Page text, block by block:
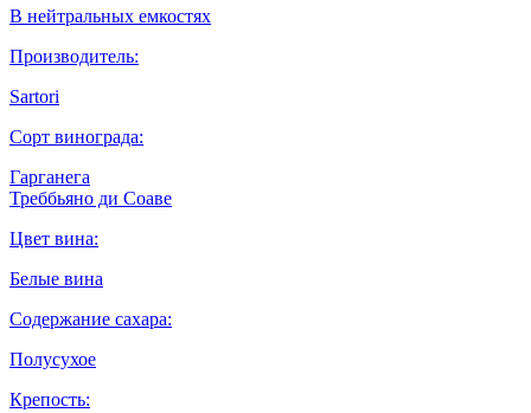
В нейтральных емкостях
Производитель:
Sartori
Сорт винограда:
Гарганега
Треббьяно ди Соаве
Цвет вина:
Белые вина
Содержание сахара:
Полусухое
Крепость: